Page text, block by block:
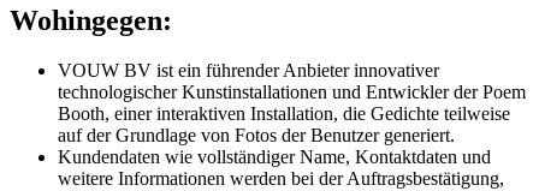
Wohingegen:
VOUW BV ist ein führender Anbieter innovativer
technologischer Kunstinstallationen und Entwickler der Poem
Booth, einer interaktiven Installation, die Gedichte teilweise
auf der Grundlage von Fotos der Benutzer generiert.
Kundendaten wie vollständiger Name, Kontaktdaten und
weitere Informationen werden bei der Auftragsbestätigung,